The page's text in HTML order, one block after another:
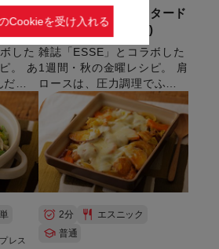
フ(1
した
。 あ
ピ
分】
豚とキャベツのマスタード
煮(1週間レシピ・秋)
雑誌「ESSE」とコラボした
1週間・秋の金曜レシピ。 肩
ロースは、圧力調理でふっ
くら柔らかくなります。
【準備時間：5分】
レス
2分
エスニック
普通
Cookieを受け入れる